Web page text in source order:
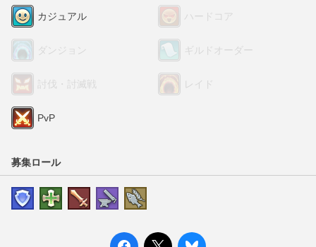
カジュアル ハードコア
ダンジョン ギルドオーダー
討伐・討滅戦 レイド
PvP
募集ロール